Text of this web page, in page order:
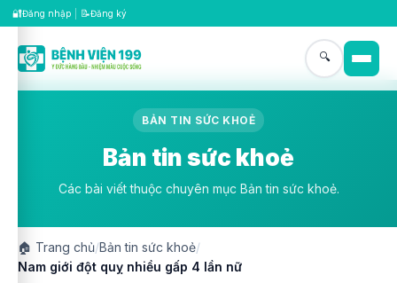
🔐Đăng nhập 📝Đăng ký
🔍
BẢN TIN SỨC KHOẺ
Bản tin sức khoẻ
Các bài viết thuộc chuyên mục Bản tin sức khoẻ.
🏠 Trang chủ/Bản tin sức khoẻ/
Nam giới đột quỵ nhiều gấp 4 lần nữ